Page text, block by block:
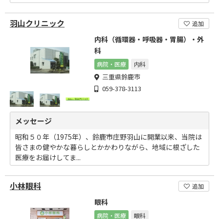
羽山クリニック 追加
内科（循環器・呼吸器・胃腸）・外
科
病院・医療 内科
三重県鈴鹿市
059-378-3113
メッセージ
昭和５０年（1975年）、鈴鹿市庄野羽山に開業以来、当院は
皆さまの健やかな暮らしとかかわりながら、地域に根ざした
医療をお届けしてま...
小林眼科 追加
眼科
病院・医療 眼科